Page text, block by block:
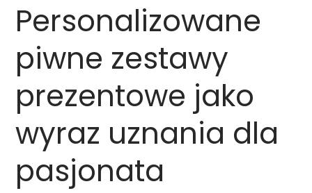
Personalizowane
piwne zestawy
prezentowe jako
wyraz uznania dla
pasjonata